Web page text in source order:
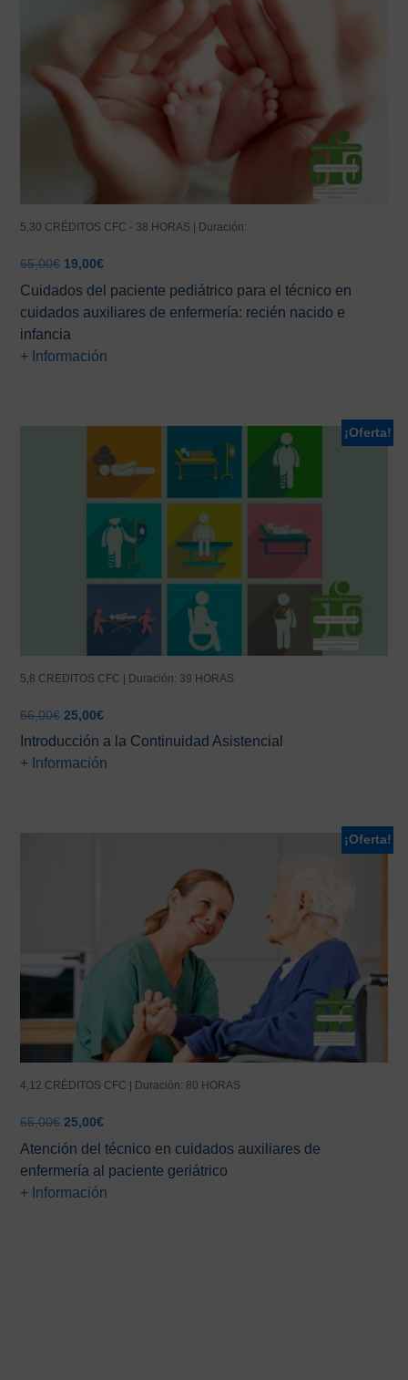
5.30 CRÉDITOS CFC - 38 HORAS | Duración:
65,00€ El
precio
original
era:
65,00€.
19,00€El
precio
actual
es:
Cuidados del paciente pediátrico para el técnico en
cuidados auxiliares de enfermería: recién nacido e
infancia
+ Información
¡Oferta!
5,8 CREDITOS CFC | Duración: 39 HORAS
66,00€ El
precio
original
era:
25,00€El
precio
actual
es:
Introducción a la Continuidad Asistencial
+ Información
¡Oferta!
4,12 CRÉDITOS CFC | Duración: 80 HORAS
65,00€ El
precio
original
era:
65,00€.
25,00€El
precio
actual
es:
25,00€.
Atención del técnico en cuidados auxiliares de
enfermería al paciente geriátrico
+ Información